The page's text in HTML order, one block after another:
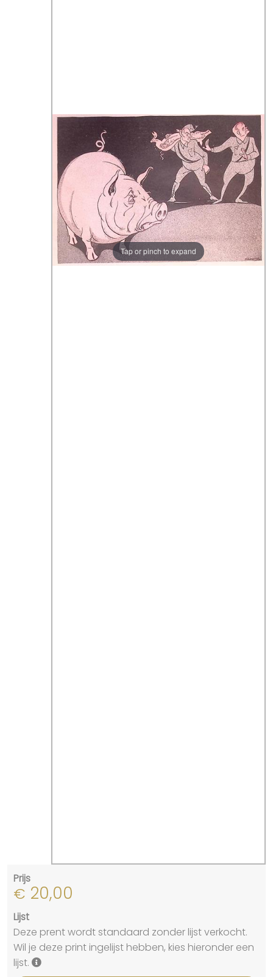
Tap or pinch to expand
Prijs
€ 20,00
Lijst
Deze prent wordt standaard zonder lijst verkocht.
Wil je deze print ingelijst hebben, kies hieronder een
lijst.